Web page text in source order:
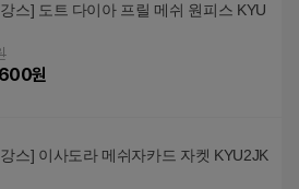
스] 도트 다이아 프릴 메쉬 원피스 KYU
원
스] 이사도라 메쉬자카드 자켓 KYU2JK